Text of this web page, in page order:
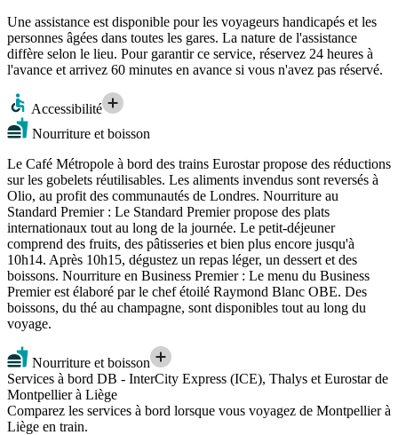
Une assistance est disponible pour les voyageurs handicapés et les
personnes âgées dans toutes les gares. La nature de l'assistance
diffère selon le lieu. Pour garantir ce service, réservez 24 heures à
l'avance et arrivez 60 minutes en avance si vous n'avez pas réservé.
Accessibilité
Nourriture et boisson
Le Café Métropole à bord des trains Eurostar propose des réductions
sur les gobelets réutilisables. Les aliments invendus sont reversés à
Olio, au profit des communautés de Londres. Nourriture au
Standard Premier : Le Standard Premier propose des plats
internationaux tout au long de la journée. Le petit-déjeuner
comprend des fruits, des pâtisseries et bien plus encore jusqu'à
10h14. Après 10h15, dégustez un repas léger, un dessert et des
boissons. Nourriture en Business Premier : Le menu du Business
Premier est élaboré par le chef étoilé Raymond Blanc OBE. Des
boissons, du thé au champagne, sont disponibles tout au long du
voyage.
Nourriture et boisson
Services à bord DB - InterCity Express (ICE), Thalys et Eurostar de
Montpellier à Liège
Comparez les services à bord lorsque vous voyagez de Montpellier à
Liège en train.